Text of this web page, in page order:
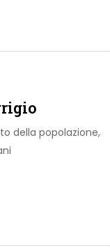
della popolazione,